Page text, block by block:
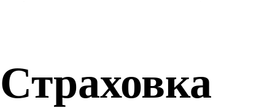
Страховка